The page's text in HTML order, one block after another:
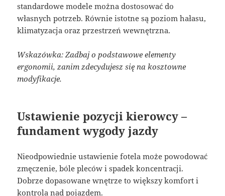
standardowe modele można dostosować do
własnych potrzeb. Równie istotne są poziom hałasu,
klimatyzacja oraz przestrzeń wewnętrzna.
Wskazówka: Zadbaj o podstawowe elementy
ergonomii, zanim zdecydujesz się na kosztowne
modyfikacje.
Ustawienie pozycji kierowcy –
fundament wygody jazdy
Nieodpowiednie ustawienie fotela może powodować
zmęczenie, bóle pleców i spadek koncentracji.
Dobrze dopasowane wnętrze to większy komfort i
kontrola nad pojazdem.